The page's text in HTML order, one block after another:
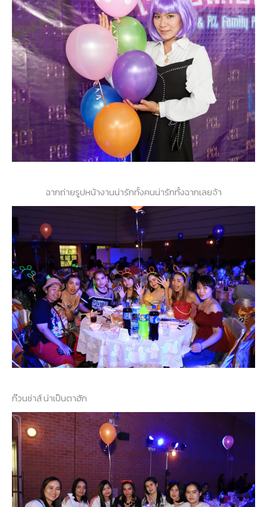
ฉากถ่ายรูปหน้างานน่ารักทั้งคนน่ารักทั้งฉากเลยจ้า
ก๊วนซ่าส์ น่าเป็นตาฮัก